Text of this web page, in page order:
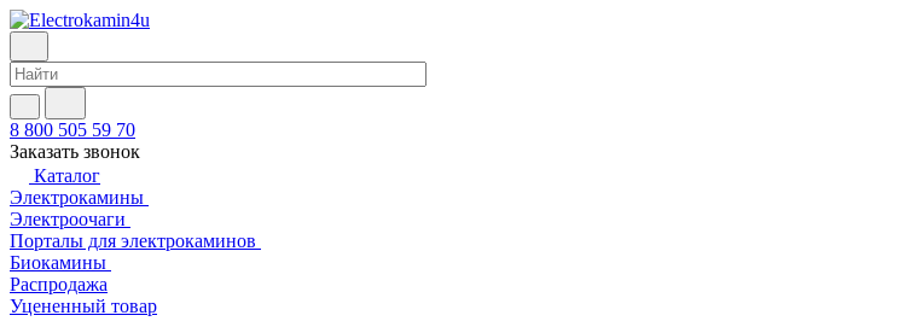
8 800 505 59 70
Заказать звонок
Каталог
Электрокамины
Электроочаги
Порталы для электрокаминов
Биокамины
Распродажа
Уцененный товар